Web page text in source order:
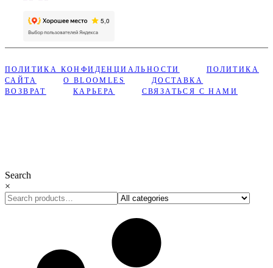
ПОЛИТИКА КОНФИДЕНЦИАЛЬНОСТИ
ПОЛИТИКА
САЙТА
О BLOOMLES
ДОСТАВКА
ВОЗВРАТ
КАРЬЕРА СВЯЗАТЬСЯ С НАМИ
Search
×